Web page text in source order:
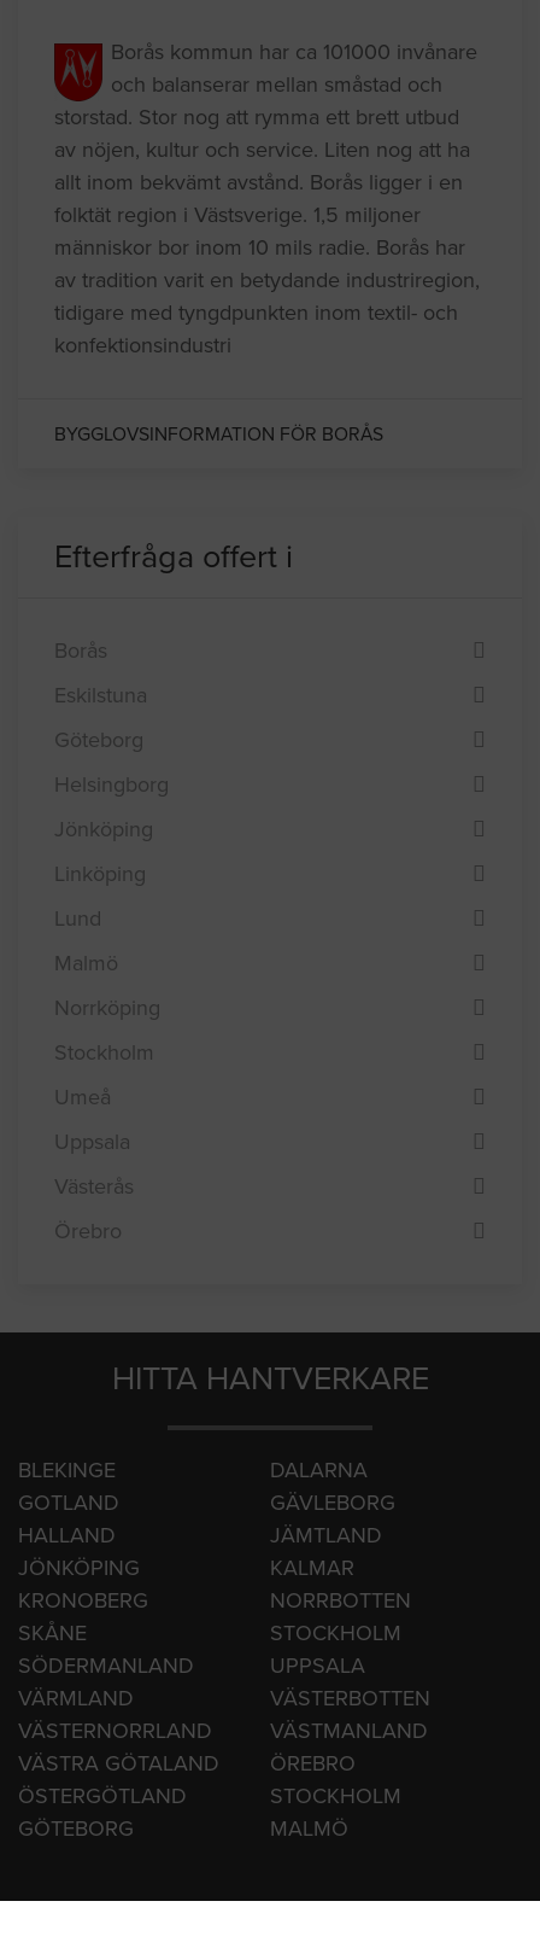
Kommuninformation
Borås kommun har ca 101000 invånare
och balanserar mellan småstad och
storstad. Stor nog att rymma ett brett utbud
av nöjen, kultur och service. Liten nog att ha
allt inom bekvämt avstånd. Borås ligger i en
folktät region i Västsverige. 1,5 miljoner
människor bor inom 10 mils radie. Borås har
konfektionsindustri
Efterfråga offert i
Borås
Eskilstuna
Göteborg
Helsingborg
Jönköping
Linköping
Lund
Malmö
Norrköping
Stockholm
Umeå
Uppsala
Örebro
HITTA HANTVERKARE
BLEKINGE
DALARNA
GOTLAND
GÄVLEBORG
HALLAND
JÄMTLAND
JÖNKÖPING
KALMAR
KRONOBERG
NORRBOTTEN
SKÅNE
STOCKHOLM
SÖDERMANLAND
UPPSALA
VÄRMLAND
VÄSTERBOTTEN
VÄSTERNORRLAND
VÄSTMANLAND
ÖSTERGÖTLAND
STOCKHOLM